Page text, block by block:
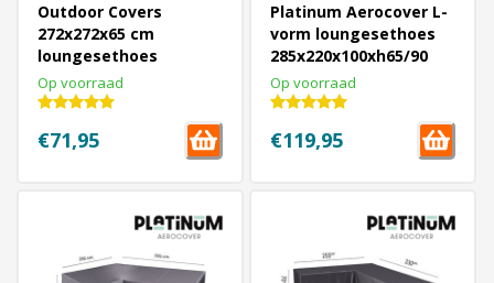
Outdoor Covers
272x272x65 cm
loungesethoes
platformL-vormige
Op voorraad
€71,95
Platinum Aerocover L-
vorm loungesethoes
285x220x100xh65/90
cm. - Links
Op voorraad
€119,95